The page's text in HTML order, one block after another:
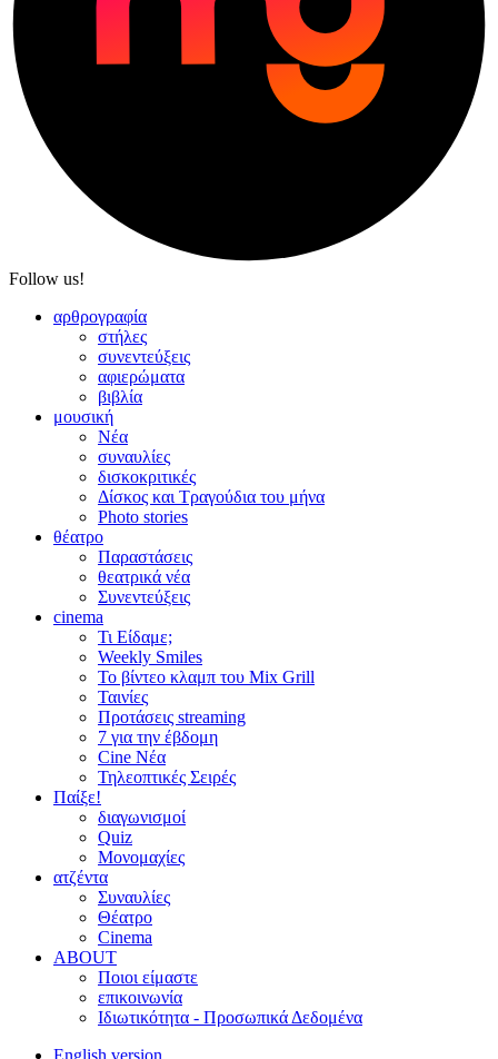
Follow us!
αρθρογραφία
στήλες
συνεντεύξεις
αφιερώματα
βιβλία
μουσική
Νέα
συναυλίες
δισκοκριτικές
Δίσκος και Τραγούδια του μήνα
Photo stories
θέατρο
Παραστάσεις
θεατρικά νέα
Συνεντεύξεις
cinema
Τι Είδαμε;
Weekly Smiles
Το βίντεο κλαμπ του Mix Grill
Ταινίες
Προτάσεις streaming
7 για την έβδομη
Cine Νέα
Τηλεοπτικές Σειρές
Παίξε!
διαγωνισμοί
Quiz
Μονομαχίες
ατζέντα
Συναυλίες
Θέατρο
Cinema
ABOUT
Ποιοι είμαστε
επικοινωνία
Ιδιωτικότητα - Προσωπικά Δεδομένα